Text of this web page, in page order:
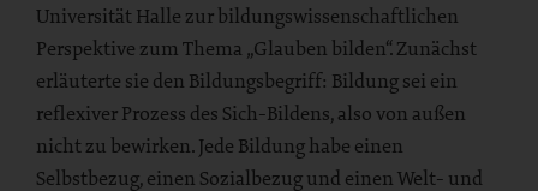
Universität Halle zur bildungswissenschaftlichen
Perspektive zum Thema „Glauben bilden“. Zunächst
erläuterte sie den Bildungsbegriff: Bildung sei ein
reflexiver Prozess des Sich-Bildens, also von außen
nicht zu bewirken. Jede Bildung habe einen
Selbstbezug, einen Sozialbezug und einen Welt- und